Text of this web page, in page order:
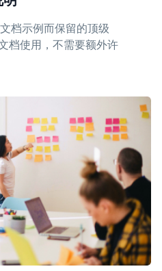
档示例而保留的顶级
档使用，不需要额外许